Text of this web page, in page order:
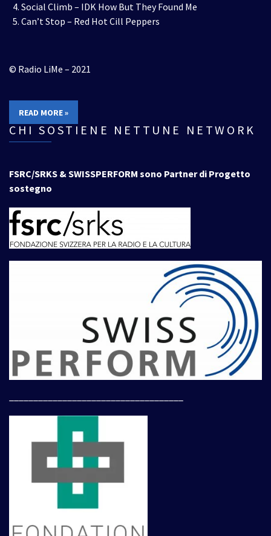
Social Climb – IDK How But They Found Me
Can’t Stop – Red Hot Cill Peppers
© Radio LiMe – 2021
READ MORE »
CHI SOSTIENE NETTUNE NETWORK
FSRC/SRKS & SWISSPERFORM sono Partner di Progetto
sostegno